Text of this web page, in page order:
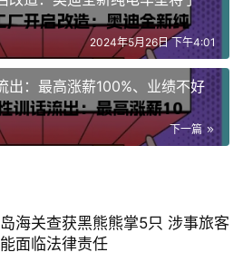
2024年5月26日 下午4:01
出：最高涨薪100%、业绩不好
下一篇
海关查获黑熊熊掌5只 涉事旅客
面临法律责任